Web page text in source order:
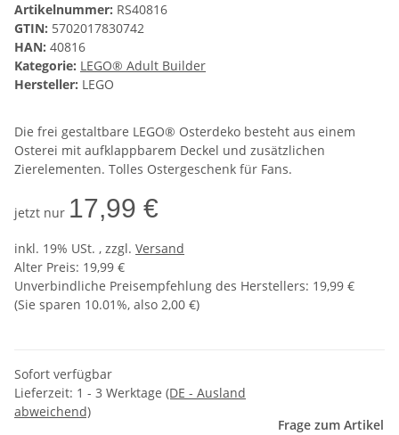
Artikelnummer: RS40816
GTIN: 5702017830742
HAN: 40816
Kategorie: LEGO® Adult Builder
Hersteller: LEGO
Die frei gestaltbare LEGO® Osterdeko besteht aus einem
Osterei mit aufklappbarem Deckel und zusätzlichen
Zierelementen. Tolles Ostergeschenk für Fans.
jetzt nur 17,99 €
inkl. 19% USt. , zzgl. Versand
Alter Preis: 19,99 €
Unverbindliche Preisempfehlung des Herstellers: 19,99 €
(Sie sparen 10.01%, also 2,00 €)
Sofort verfügbar
Lieferzeit: 1 - 3 Werktage (DE - Ausland
abweichend)
Frage zum Artikel